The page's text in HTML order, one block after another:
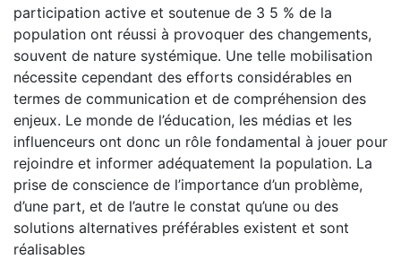
participation active et soutenue de 3 5 % de la
population ont réussi à provoquer des changements,
souvent de nature systémique. Une telle mobilisation
nécessite cependant des efforts considérables en
termes de communication et de compréhension des
enjeux. Le monde de l’éducation, les médias et les
influenceurs ont donc un rôle fondamental à jouer pour
rejoindre et informer adéquatement la population. La
prise de conscience de l’importance d’un problème,
d’une part, et de l’autre le constat qu’une ou des
solutions alternatives préférables existent et sont
réalisables